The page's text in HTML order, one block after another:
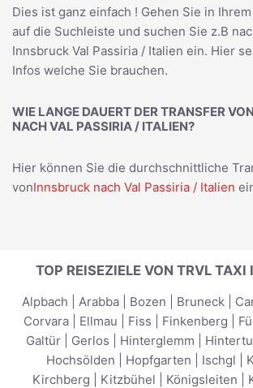
Dies ist ganz einfach ! Gehen Sie in
auf die Suchleiste und suchen Sie z.B
Innsbruck Val Passiria / Italien ein. Hier
Infos welche Sie brauchen.
WIE LANGE DAUERT DER TRANSFER
NACH VAL PASSIRIA / ITALIEN?
Hier können Sie die durchschnittliche
vonInnsbruck nach Val Passiria / Italien
TOP REISEZIELE VON TRVL TAXI
Alpbach Arabba| Bozen Bruneck
Corvara| Ellmau Fiss Finkenberg
Galtür
Gerlos Hinterglemm
Hochsölden
Hopfgarten Ischgl
Kirchberg
Kitzbühel Königsleiten